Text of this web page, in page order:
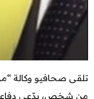
تلقى صحافيو وكالة
من شخص، يدّعي